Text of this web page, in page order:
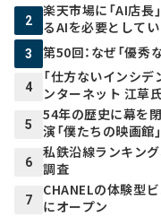
2
楽天市場に「AI店
るAIを必要としてい
3 第50回：なぜ「優
4
「仕方ないインシ
ンターネット 江草
5
54年の歴史に幕を
演「僕たちの映画館
6
私鉄沿線ランキン
調査
7
CHANELの体験型
にオープン